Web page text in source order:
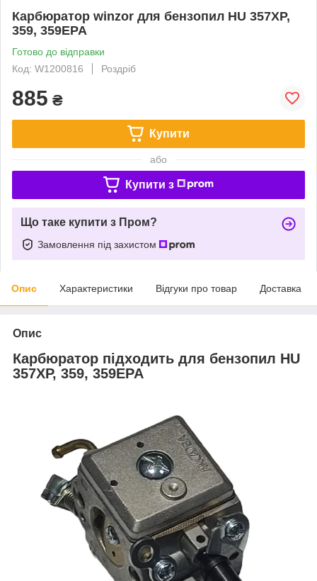
Карбюратор winzor для бензопил HU 357XP,
359, 359EPA
Готово до відправки
Код: W1200816
Роздріб
885 ₴
Купити
або
Купити з
Що таке купити з Пром?
Замовлення під захистом
Опис Характеристики Відгуки про товар Доставка
Опис
Карбюратор підходить для бензопил HU
357XP, 359, 359EPA